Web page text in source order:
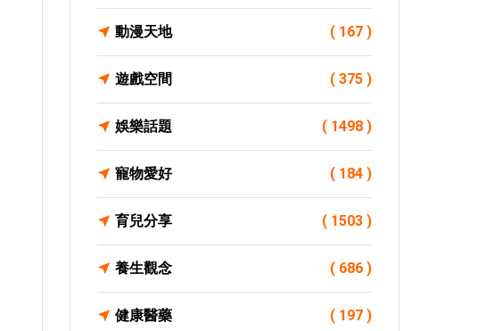
動漫天地 ( 167 )
遊戲空間 ( 375 )
娛樂話題 ( 1498 )
寵物愛好 ( 184 )
育兒分享 ( 1503 )
養生觀念 ( 686 )
健康醫藥 ( 197 )